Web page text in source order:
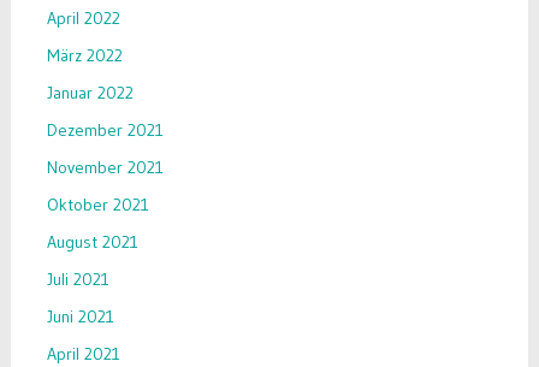
April 2022
März 2022
Januar 2022
Dezember 2021
November 2021
Oktober 2021
August 2021
Juli 2021
Juni 2021
April 2021